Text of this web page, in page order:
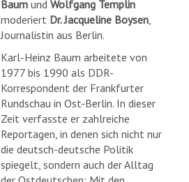
Baum undWolfgang Templin
moderiert Dr. Jacqueline Boysen,
Journalistin aus Berlin.
Karl-Heinz Baum arbeitete von
1977 bis 1990 als DDR-
Korrespondent der Frankfurter
Rundschau in Ost-Berlin. In dieser
Zeit verfasste er zahlreiche
Reportagen, in denen sich nicht nur
die deutsch-deutsche Politik
spiegelt, sondern auch der Alltag